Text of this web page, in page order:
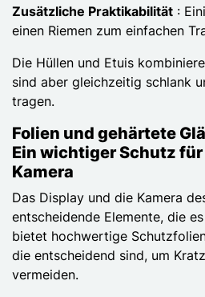
Zusätzliche Praktikabilität :
einen Riemen zum einfachen
Die Hüllen und Etuis
sind aber gleichzeitig schlank
tragen.
Folien und gehärtete
Ein wichtiger Schutz
Kamera
Das Display und die Kamera
entscheidende Elemente, die
bietet hochwertige
die entscheidend sind, um
vermeiden.